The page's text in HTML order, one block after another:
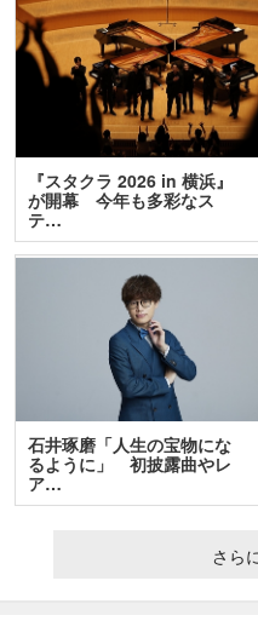
『スタクラ 2026 in 横浜』
が開幕 今年も多彩なス
テ…
石井琢磨「人生の宝物にな
るように」 初披露曲やレ
ア…
さら